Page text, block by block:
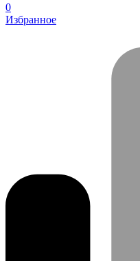
0
Избранное